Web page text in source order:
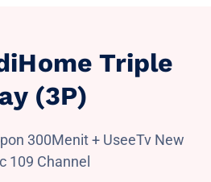
Triple
(3P)
300Menit + UseeTv New
109 Channel